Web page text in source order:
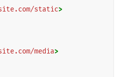
static>
media>